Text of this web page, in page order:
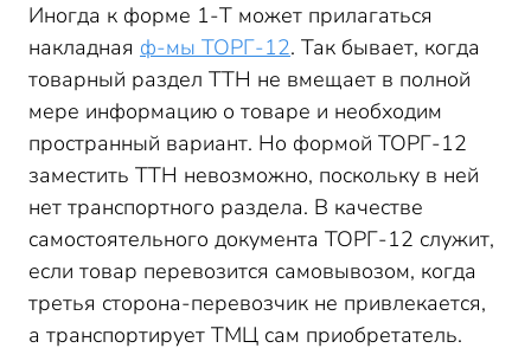
Иногда к форме 1-Т может прилагаться
накладная ф-мы ТОРГ-12. Так бывает, когда
товарный раздел ТТН не вмещает в полной
мере информацию о товаре и необходим
пространный вариант. Но формой ТОРГ-12
заместить ТТН невозможно, поскольку в ней
нет транспортного раздела. В качестве
самостоятельного документа ТОРГ-12 служит,
если товар перевозится самовывозом, когда
третья сторона-перевозчик не привлекается,
а транспортирует ТМЦ сам приобретатель.